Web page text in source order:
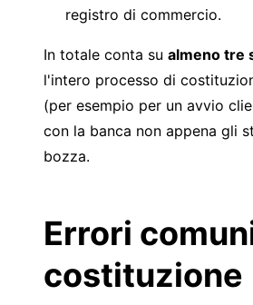
registro di commercio.
In totale conta su almeno tre
l'intero processo di
(per esempio per un avvio
con la banca non appena gli
bozza.
Errori
costituzione